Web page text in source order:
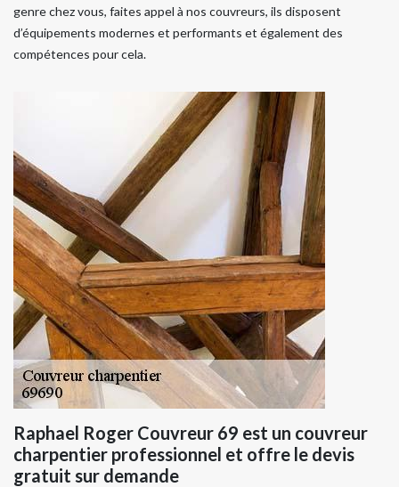
genre chez vous, faites appel à nos couvreurs, ils disposent
d’équipements modernes et performants et également des
compétences pour cela.
Raphael Roger Couvreur 69 est un couvreur
charpentier professionnel et offre le devis
gratuit sur demande